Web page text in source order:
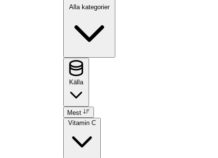
Alla kategorier
Källa
Mest
Vitamin C